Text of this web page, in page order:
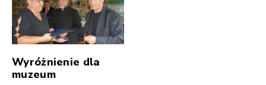
Wyróżnienie dla
muzeum